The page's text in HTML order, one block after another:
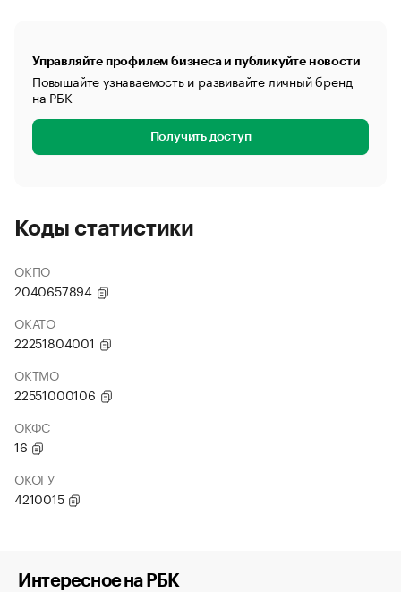
Управляйте профилем бизнеса и публикуйте новости
Повышайте узнаваемость и развивайте личный бренд
на РБК
Получить доступ
Коды статистики
ОКПО
2040657894
ОКАТО
22251804001
ОКТМО
22551000106
ОКФС
16
ОКОГУ
4210015
Интересное на РБК